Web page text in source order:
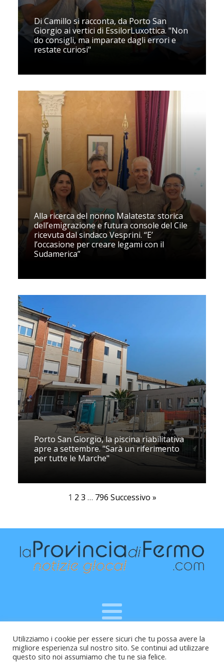
Di Camillo si racconta, da Porto San
Giorgio ai vertici di EssilorLuxottica. "Non
do consigli, ma imparate dagli errori e
restate curiosi"
Alla ricerca del nonno Malatesta: storica
dell’emigrazione e futura console del Cile
ricevuta dal sindaco Vesprini. “E’
l’occasione per creare legami con il
Sudamerica”
Porto San Giorgio, la piscina riabilitativa
apre a settembre. "Sarà un riferimento
per tutte le Marche"
1 2 3 … 796 Successivo »
Raffaele Vitali - via Leopardi 10 - 61121 Pesaro (PU) -
Cod.Fisc VTLRFL77B02L500Y - Testata giornalistica, aut.
Utilizziamo i cookie per essere sicuri che tu possa avere la
migliore esperienza sul nostro sito. Se continui ad utilizzare
questo sito noi assumiamo che tu ne sia felice.